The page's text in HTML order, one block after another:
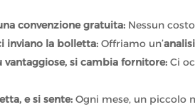
convenzione gratuita: Nessun
inviano la bolletta:Offriamo un’
vantaggiose, si cambia fornitore:Ci
e si sente:Ogni mese, un piccolo